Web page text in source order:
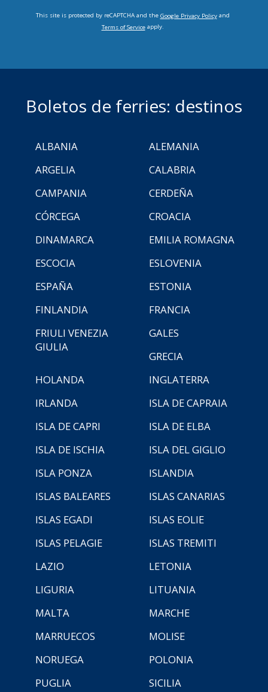
This site is protected by reCAPTCHA and the Google Privacy Policyand
Terms of Serviceapply.
Boletos de ferries: destinos
ALBANIA
ALEMANIA
ARGELIA
CALABRIA
CAMPANIA
CERDEÑA
CÓRCEGA
CROACIA
DINAMARCA
EMILIA ROMAGNA
ESCOCIA
ESLOVENIA
ESPAÑA
ESTONIA
FINLANDIA
FRANCIA
FRIULI VENEZIA
GIULIA
GALES
GRECIA
HOLANDA
INGLATERRA
IRLANDA
ISLA DE CAPRAIA
ISLA DE CAPRI
ISLA DE ELBA
ISLA DE ISCHIA
ISLA DEL GIGLIO
ISLA PONZA
ISLANDIA
ISLAS BALEARES
ISLAS CANARIAS
ISLAS EGADI
ISLAS EOLIE
ISLAS PELAGIE
ISLAS TREMITI
LAZIO
LETONIA
LIGURIA
LITUANIA
MALTA
MARCHE
MARRUECOS
MOLISE
NORUEGA
POLONIA
PUGLIA
SICILIA